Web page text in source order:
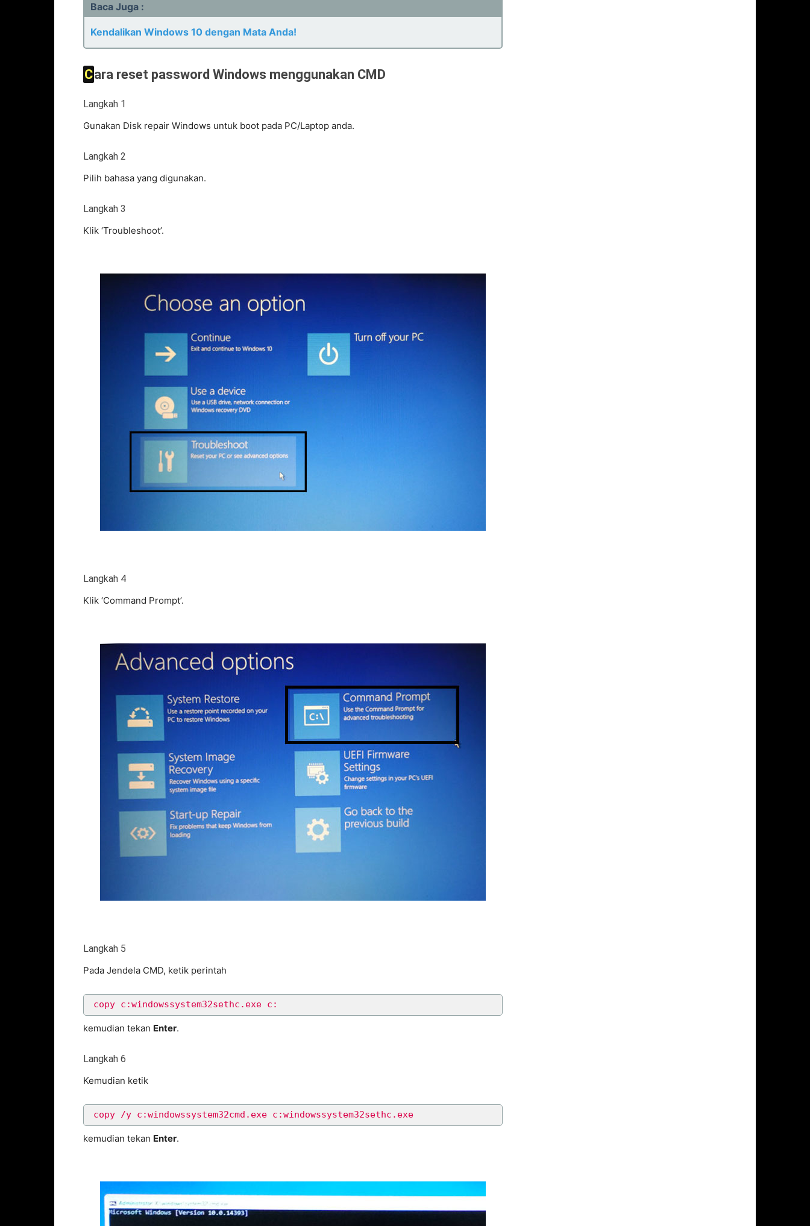
Baca Juga :
Kendalikan Windows 10 dengan Mata Anda!
Cara reset password Windows menggunakan CMD
Langkah 1
Gunakan Disk repair Windows untuk boot pada PC/Laptop anda.
Langkah 2
Pilih bahasa yang digunakan.
Langkah 3
Klik ‘Troubleshoot’.
Langkah 4
Klik ‘Command Prompt’.
Langkah 5
Pada Jendela CMD, ketik perintah
copy c:windowssystem32sethc.exe c:
kemudian tekan Enter.
Langkah 6
Kemudian ketik
copy /y c:windowssystem32cmd.exe c:windowssystem32sethc.exe
kemudian tekan Enter.